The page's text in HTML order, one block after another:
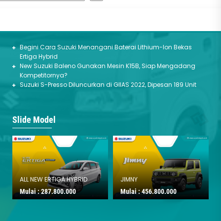
Begini Cara Suzuki Menangani Baterai Lithium-Ion Bekas
Ertiga Hybrid
New Suzuki Baleno Gunakan Mesin K15B, Siap Mengadang
Kompetitornya?
Suzuki S-Presso Diluncurkan di GIIAS 2022, Dipesan 189 Unit
Slide Model
ALL NEW ERTIGA HYBRID
Mulai :287.800.000
JIMNY
Mulai :456.800.000